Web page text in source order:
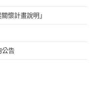
懷計畫說明」
公告